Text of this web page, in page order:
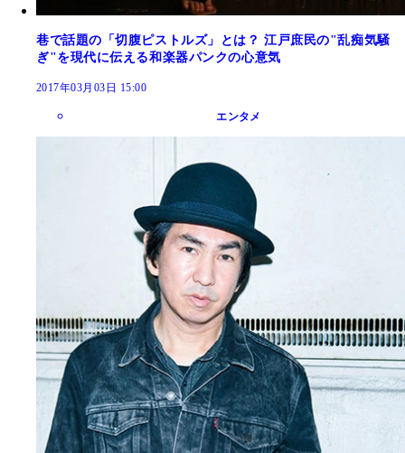
巷で話題の「切腹ピストルズ」とは？ 江戸庶民の"乱痴気騒
ぎ"を現代に伝える和楽器パンクの心意気
2017年03月03日 15:00
エンタメ